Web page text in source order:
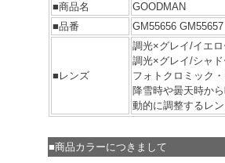
■商品名
GOODMAN
■品番
GM55656 GM55657
■レンズ
調光×グレイ/イエ
調光×グレイ/シャ
フォトクロミック
降雪時や曇天時か
動的に調整するレン
■商品カラーにつきまして